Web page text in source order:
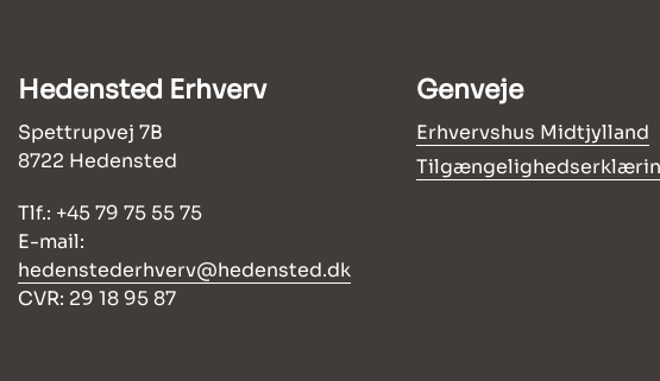
Hedensted Erhverv
Spettrupvej 7B
8722 Hedensted
Tlf.: +45 79 75 55 75
E-mail:
hedenstederhverv@hedensted.dk
CVR: 29 18 95 87
Genveje
Erhvervshus Midtjylland